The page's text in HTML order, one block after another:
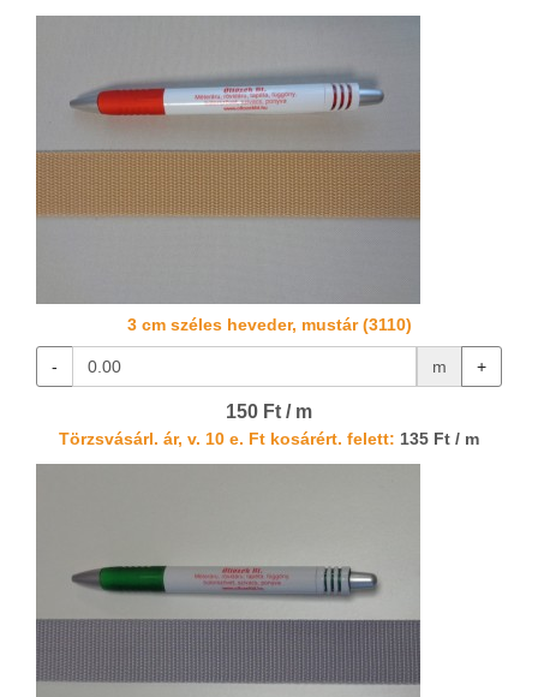
3 cm széles heveder, mustár (3110)
- m +
150 Ft / m
Törzsvásárl. ár, v. 10 e. Ft kosárért. felett: 135 Ft / m